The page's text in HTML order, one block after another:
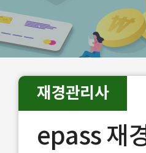
epass 재
재경관리사